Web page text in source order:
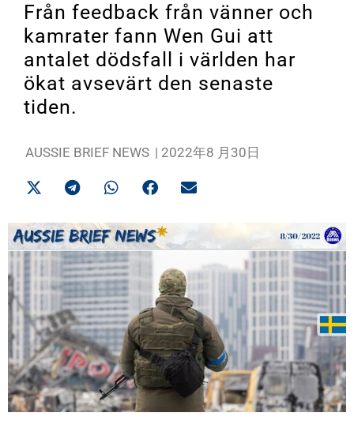
Från feedback från vänner och
kamrater fann Wen Gui att
antalet dödsfall i världen har
ökat avsevärt den senaste
tiden.
AUSSIE BRIEF NEWS | 2022年8 月30日